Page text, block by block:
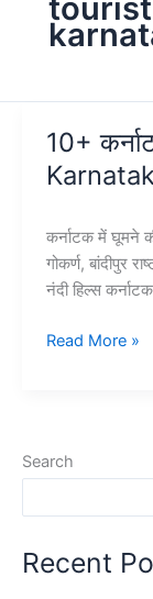
10+
कर्नाटक में घूमने
गोकर्ण, बांदीपुर
नंदी हिल्स
10+
जगह
Places
Read More »
Search
Recent